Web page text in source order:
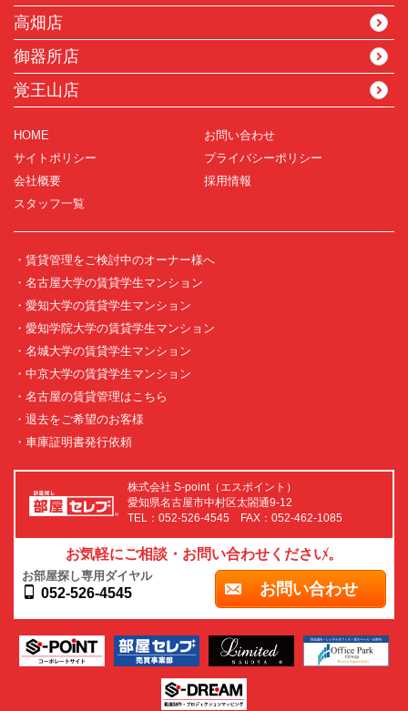
高畑店
御器所店
覚王山店
HOME
お問い合わせ
サイトポリシー
プライバシーポリシー
会社概要
採用情報
スタッフ一覧
・賃貸管理をご検討中のオーナー様へ
・名古屋大学の賃貸学生マンション
・愛知大学の賃貸学生マンション
・愛知学院大学の賃貸学生マンション
・名城大学の賃貸学生マンション
・中京大学の賃貸学生マンション
・名古屋の賃貸管理はこちら
・退去をご希望のお客様
・車庫証明書発行依頼
株式会社 S-point（エスポイント）
愛知県名古屋市中村区太閤通9-12
TEL：052-526-4545 FAX：052-462-1085
お気軽にご相談・お問い合わせください。
お部屋探し専用ダイヤル
052-526-4545 お問い合わせ